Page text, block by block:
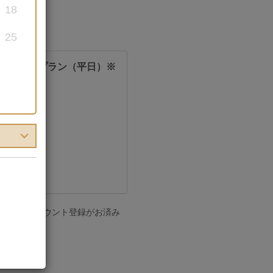
フォトプラン（平日）※
は「アカウント登録がお済み
18
25